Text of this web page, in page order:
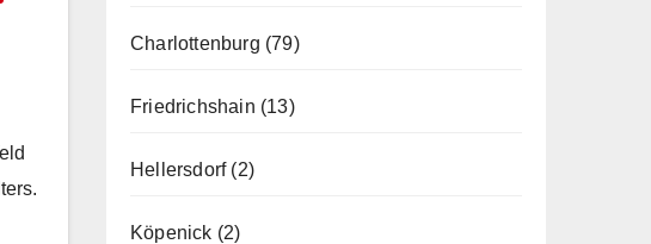
Charlottenburg (79)
Friedrichshain (13)
Hellersdorf(2)
Köpenick (2)